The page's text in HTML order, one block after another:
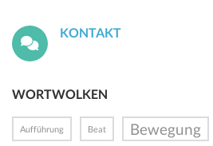
KONTAKT
WORTWOLKEN
Aufführung Beat Bewegung